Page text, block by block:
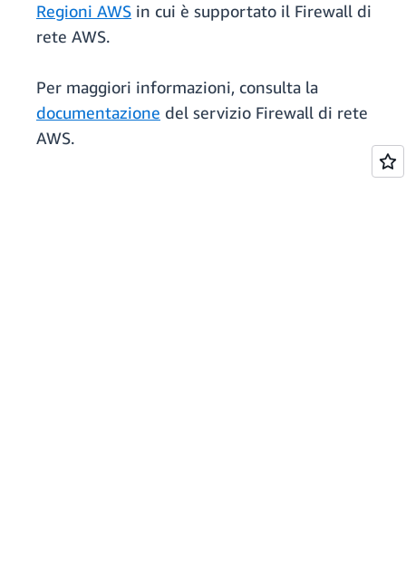
Regioni AWS in cui è supportato il Firewall di
rete AWS.
Per maggiori informazioni, consulta la
documentazione del servizio Firewall di rete
AWS.